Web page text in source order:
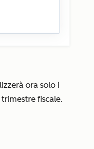
ora solo i
fiscale.